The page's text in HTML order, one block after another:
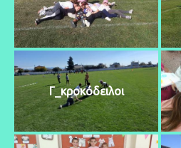
Γ_κροκόδειλοι